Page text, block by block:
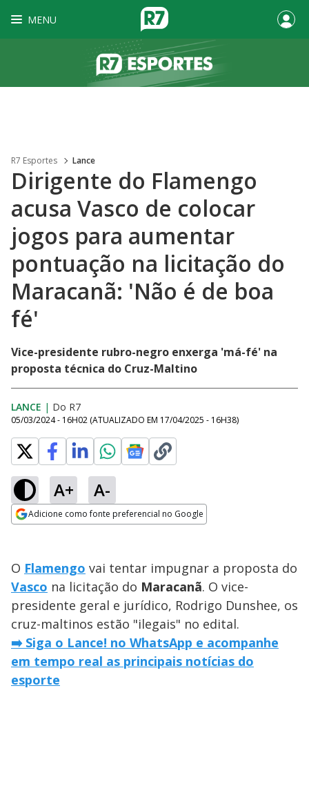
MENU
R7 Esportes Lance
Dirigente do Flamengo
acusa Vasco de colocar
jogos para aumentar
pontuação na licitação do
Maracanã: 'Não é de boa
fé'
Vice-presidente rubro-negro enxerga 'má-fé' na
proposta técnica do Cruz-Maltino
LANCE | Do R7
05/03/2024 - 16H02 (ATUALIZADO EM 17/04/2025 - 16H38)
A+ A-
Adicione como fonte preferencial no Google
O Flamengo vai tentar impugnar a proposta do
Vasco na licitação do Maracanã. O vice-
presidente geral e jurídico, Rodrigo Dunshee, os
cruz-maltinos estão "ilegais" no edital.
➡️ Siga o Lance! no WhatsApp e acompanhe
em tempo real as principais notícias do
esporte